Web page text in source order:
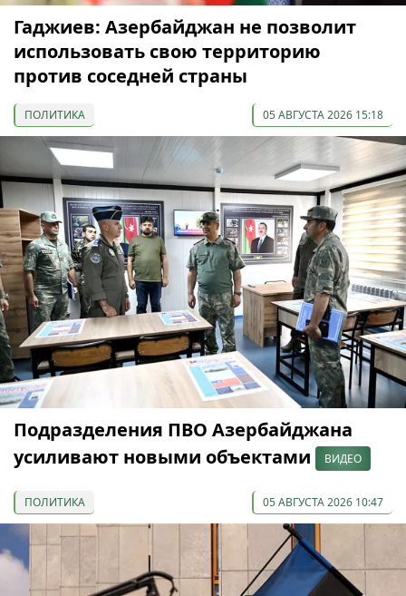
Гаджиев: Азербайджан не позволит
использовать свою территорию
против соседней страны
ПОЛИТИКА 05 АВГУСТА 2026 15:18
Подразделения ПВО Азербайджана
усиливают новыми объектами
ВИДЕО
ПОЛИТИКА 05 АВГУСТА 2026 10:47